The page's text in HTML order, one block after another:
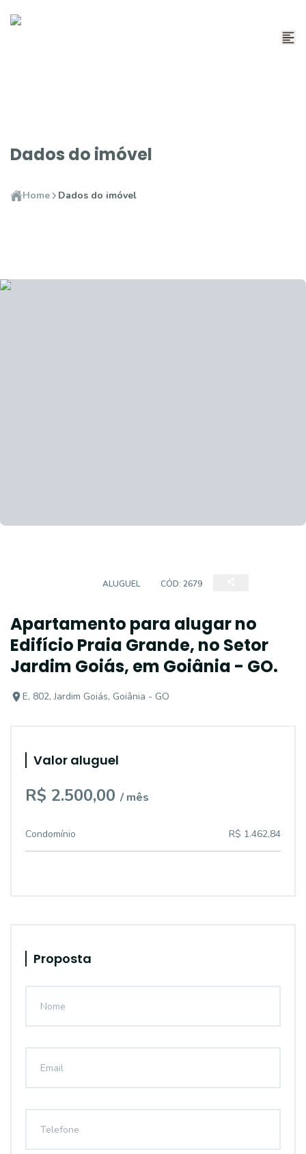
Dados do imóvel
Home Dados do imóvel
ALUGUEL CÓD: 2679
Apartamento para alugar no
Edifício Praia Grande, no Setor
Jardim Goiás, em Goiânia - GO.
E, 802, Jardim Goiás, Goiânia - GO
Valor aluguel
R$ 2.500,00 / mês
Condomínio R$ 1.462,84
Proposta